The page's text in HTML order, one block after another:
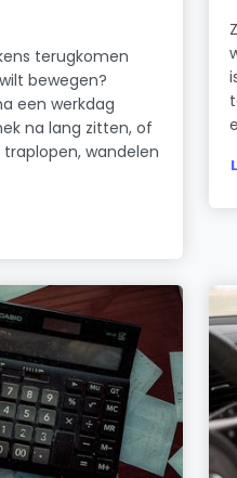
terugkomen
bewegen?
een werkdag
na lang zitten, of
wandelen